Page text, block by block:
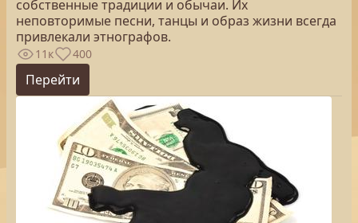
собственные традиции и обычаи. Их
неповторимые песни, танцы и образ жизни всегда
привлекали этнографов.
11к 400
Перейти